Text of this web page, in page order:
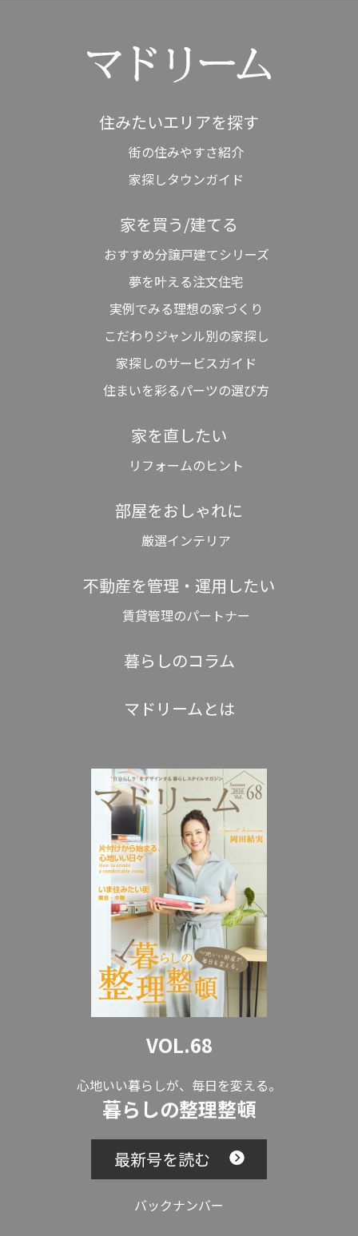
住みたいエリアを探す
街の住みやすさ紹介
家探しタウンガイド
家を買う/建てる
おすすめ分譲戸建てシリーズ
夢を叶える注文住宅
実例でみる理想の家づくり
こだわりジャンル別の家探し
家探しのサービスガイド
住まいを彩るパーツの選び方
家を直したい
リフォームのヒント
部屋をおしゃれに
厳選インテリア
不動産を管理・運用したい
賃貸管理のパートナー
暮らしのコラム
マドリームとは
VOL.68
心地いい暮らしが、毎日を変える。
暮らしの整理整頓
最新号を読む
バックナンバー